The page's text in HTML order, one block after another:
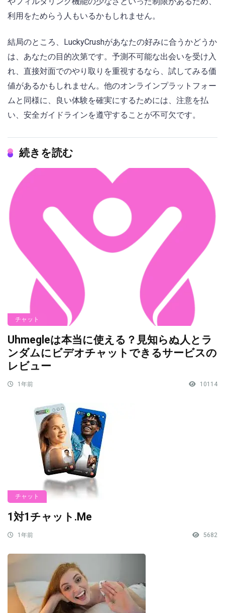
利用をためらう人もいるかもしれません。
結局のところ、LuckyCrushがあなたの好みに合うかどうか
は、あなたの目的次第です。予測不可能な出会いを受け入
れ、直接対面でのやり取りを重視するなら、試してみる価
値があるかもしれません。他のオンラインプラットフォー
ムと同様に、良い体験を確実にするためには、注意を払
い、安全ガイドラインを遵守することが不可欠です。
続きを読む
チャット
Uhmegleは本当に使える？見知らぬ人とラ
ンダムにビデオチャットできるサービスの
レビュー
1年前 10114
チャット
1対1チャット.Me
1年前 5682